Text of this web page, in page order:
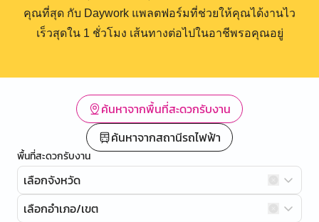
คุณที่สุด กับ Daywork แพลตฟอร์มที่ช่วยให้คุณได้งานไว
เร็วสุดใน 1 ชั่วโมง เส้นทางต่อไปในอาชีพรอคุณอยู่
ค้นหาจากพื้นที่สะดวกรับงาน
ค้นหาจากสถานีรถไฟฟ้า
พื้นที่สะดวกรับงาน
เลือกจังหวัด
เลือกอำเภอ/เขต